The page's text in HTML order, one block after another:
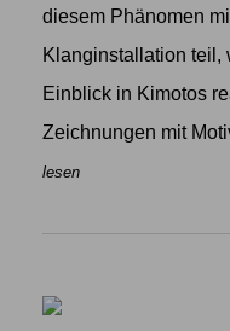
diesem Phänomen
Klanginstallation teil,
Einblick in Kimotos
Zeichnungen mit
lesen